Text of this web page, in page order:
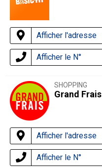
Afficher l'adresse
Afficher le N°
SHOPPING
Grand Frais
Afficher l'adresse
Afficher le N°